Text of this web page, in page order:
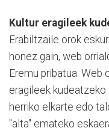
Kultur eragileek
Erabiltzaile orok
honez gain, web
Eremu pribatua. Web
eragileek kudeatzeko
herriko elkarte edo
"alta" emateko